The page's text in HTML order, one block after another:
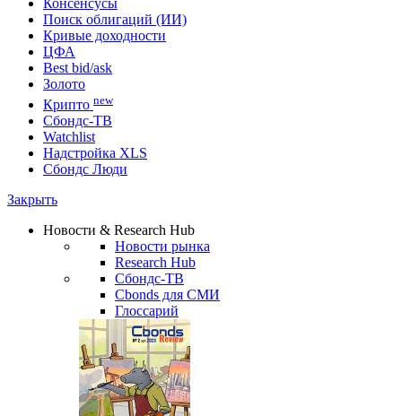
Консенсусы
Поиск облигаций (ИИ)
Кривые доходности
ЦФА
Best bid/ask
Золото
Крипто new
Сбондс-ТВ
Watchlist
Надстройка XLS
Сбондс Люди
Закрыть
Новости & Research Hub
Новости рынка
Research Hub
Сбондс-ТВ
Cbonds для СМИ
Глоссарий